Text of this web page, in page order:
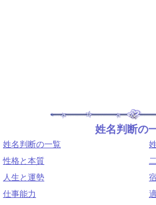
姓名判断の
姓名判断の一覧
性格と本質
人生と運勢
仕事能力